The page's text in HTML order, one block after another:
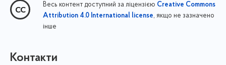
Весь контент доступний за ліцензією Creative Commons
Attribution 4.0 International license, якщо не зазначено
інше
Контакти